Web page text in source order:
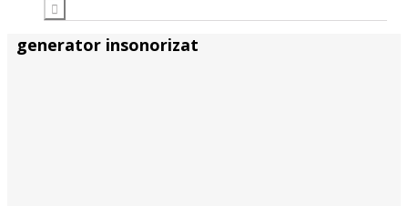
generator insonorizat